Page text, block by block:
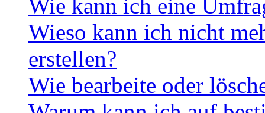
Wie kann ich eine
Wieso kann ich nicht
erstellen?
Wie bearbeite oder